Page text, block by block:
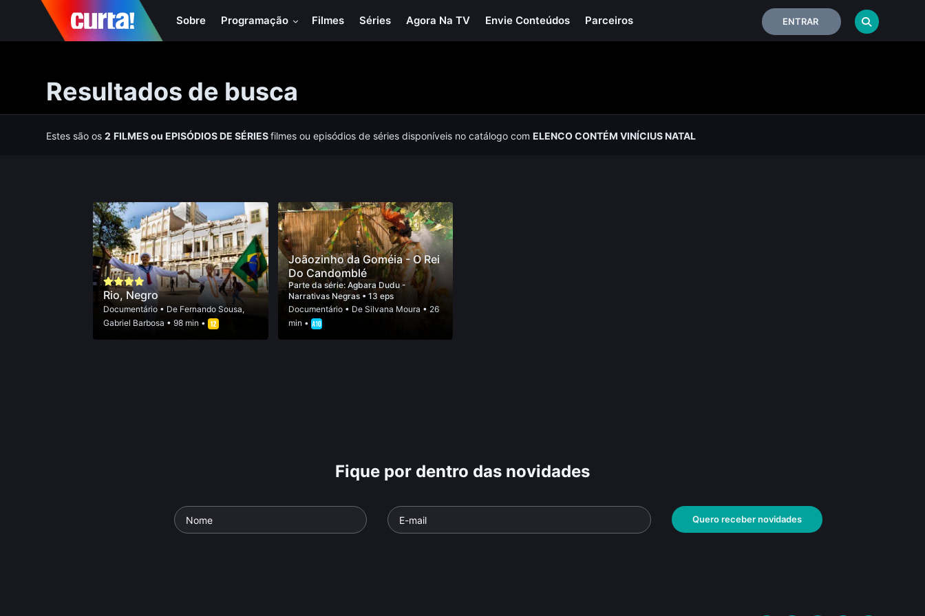
Sobre Programação Filmes Séries Agora Na TV Envie Conteúdos Parceiros ENTRAR
Resultados de busca
Estes são os2 FILMESou EPISÓDIOS DE SÉRIESfilmes ou episódios de séries disponíveis no catálogo comELENCO CONTÉM VINÍ­CIUS NATAL
Rio, Negro
Documentário• De Fernando Sousa,
Gabriel Barbosa • 98 min •
Joãozinho da Goméia - O Rei
Do Candomblé
Parte da série:Agbara Dudu -
Narrativas Negras • 13 eps
Documentário• De Silvana Moura • 26
min •
Fique por dentro das novidades
Quero receber novidades